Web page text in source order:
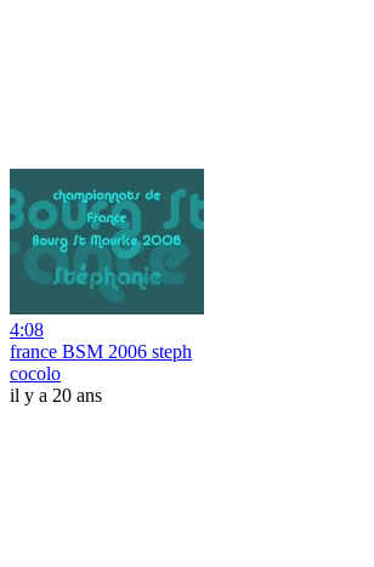
4:08
france BSM 2006 steph
cocolo
il y a 20 ans